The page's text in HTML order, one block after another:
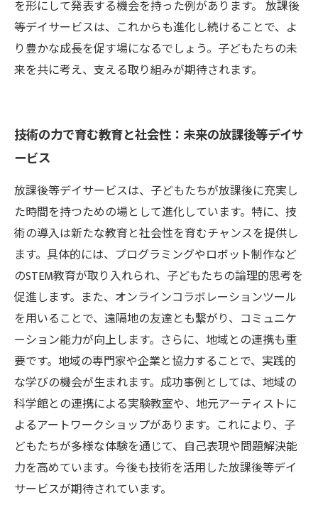
を形にして発表する機会を持った例があります。 放課後
等デイサービスは、これからも進化し続けることで、よ
り豊かな成長を促す場になるでしょう。子どもたちの未
来を共に考え、支える取り組みが期待されます。
技術の力で育む教育と社会性：未来の放課後等デイサ
ービス
放課後等デイサービスは、子どもたちが放課後に充実し
た時間を持つための場として進化しています。特に、技
術の導入は新たな教育と社会性を育むチャンスを提供し
ます。具体的には、プログラミングやロボット制作など
のSTEM教育が取り入れられ、子どもたちの論理的思考を
促進します。また、オンラインコラボレーションツール
を用いることで、遠隔地の友達とも繋がり、コミュニケ
ーション能力が向上します。さらに、地域との連携も重
要です。地域の専門家や企業と協力することで、実践的
な学びの機会が生まれます。成功事例としては、地域の
科学館との連携による実験教室や、地元アーティストに
よるアートワークショップがあります。これにより、子
どもたちが多様な体験を通じて、自己表現や問題解決能
力を高めています。今後も技術を活用した放課後等デイ
サービスが期待されています。